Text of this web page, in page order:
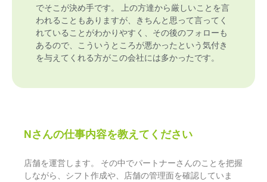
でそこが決め手です。 上の方達から厳しいことを言
われることもありますが、きちんと思って言ってく
れていることがわかりやすく、その後のフォローも
あるので、こういうところが悪かったという気付き
を与えてくれる方がこの会社には多かったです。
Nさんの仕事内容を教えてください
店舗を運営します。 その中でパートナーさんのことを把握
しながら、シフト作成や、店舗の管理面を確認していま